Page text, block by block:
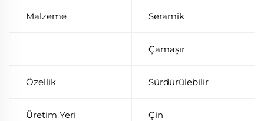
Malzeme Seramik
Çamaşır
Özellik Sürdürülebilir
Üretim Yeri Çin